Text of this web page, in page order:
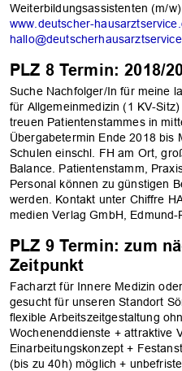
Weiterbildungsassistenten (m/
www.deutscher-
PLZ 8 Termin: 2018/
Suche Nachfolger/In für meine
für Allgemeinmedizin (1 KV-
treuen Patientenstammes in
Übergabetermin Ende 2018 bis
Schulen einschl. FH am Ort,
Balance. Patientenstamm,
Personal können zu günstigen
werden. Kontakt unter Chiffre
medien Verlag GmbH,
PLZ 9 Termin: zum
Zeitpunkt
Facharzt für Innere Medizin
gesucht für unseren Standort
flexible Arbeitszeitgestaltung
Wochenenddienste + attraktive
Einarbeitungskonzept +
(bis zu 40h) möglich +